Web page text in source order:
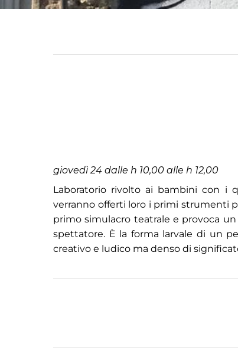
giovedì 24 dalle h 10,00 alle h 12,00
Laboratorio rivolto ai bambini con i
verranno offerti loro i primi strumenti
primo simulacro teatrale e provoca
spettatore. È la forma larvale di un
creativo e ludico ma denso di